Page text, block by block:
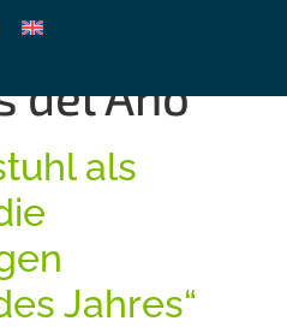
del Año
als
Jahres“